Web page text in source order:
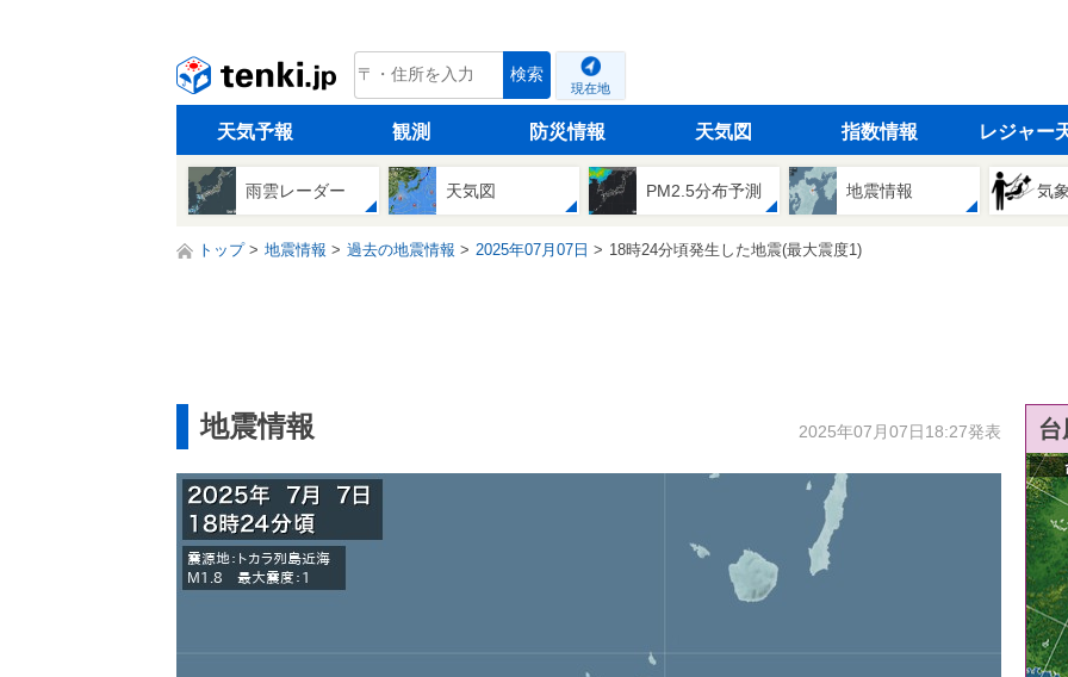
tenki.jp 検索
現在地
天気予報 観測 防災情報 天気図 指数情報 レジャー
雨雲レーダー 天気図 PM2.5分布予測 地震情報 気
トップ 地震情報 過去の地震情報 2025年07月07日 18時24分頃発生した地震(最大震度1)
地震情報 2025年07月07日18:27発表